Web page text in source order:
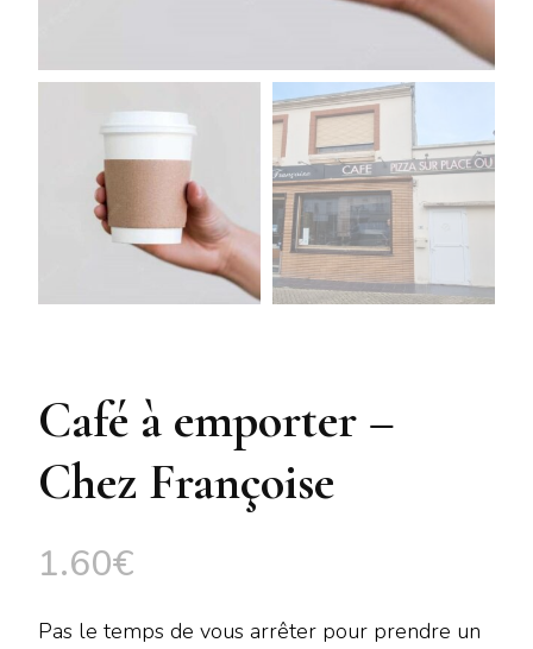
Café à emporter –
Chez Françoise
1.60€
Pas le temps de vous arrêter pour prendre un